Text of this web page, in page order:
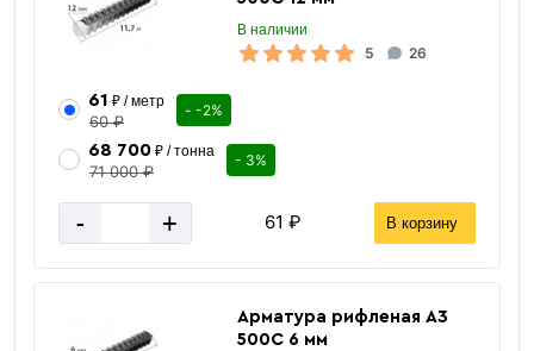
В наличии
5 26
61 ₽ / метр
60 ₽
- -2%
68 700₽ / тонна
71 000 ₽
- 3%
- + 61 ₽ В корзину
Арматура рифленая А3
500С 6 мм